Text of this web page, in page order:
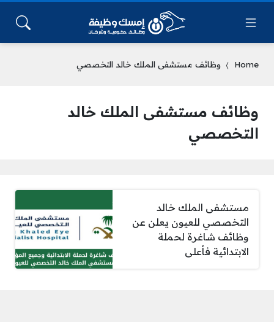
Home وظائف مستشفى الملك خالد التخصصي
وظائف مستشفى الملك خالد
التخصصي
مستشفى الملك خالد
التخصصي للعيون يعلن عن
وظائف شاغرة لحملة
الابتدائية فأعلى